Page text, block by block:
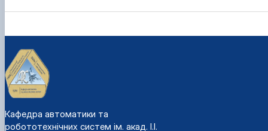
Кафедра автоматики та
робототехнічних систем ім. акад. І.І.